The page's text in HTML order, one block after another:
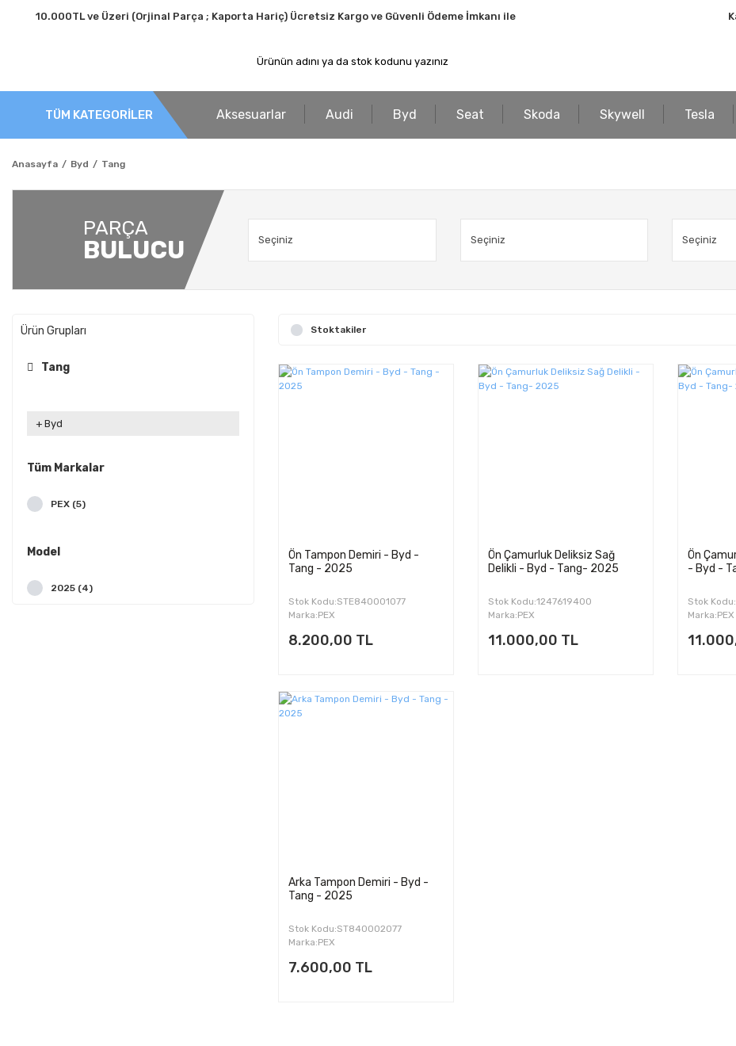
10.000TL ve Üzeri (Orjinal Parça ; Kaporta Hariç) Ücretsiz Kargo ve Güvenli Ödeme İmkanı ile
TÜM KATEGORİLER Aksesuarlar Audi Byd Seat Skoda Skywell Tesla
Anasayfa Byd Tang
PARÇA
BULUCU
Ürün Grupları
Tang
Byd
Tüm Markalar
PEX (5)
Model
2025 (4)
Stoktakiler
Ön Tampon Demiri - Byd -
Tang - 2025
Stok Kodu:STE840001077
Marka:PEX
8.200,00 TL
Ön Çamurluk Deliksiz Sağ
Delikli - Byd - Tang- 2025
Stok Kodu:1247619400
Marka:PEX
11.000,00 TL
Ön
- Byd -
Stok
Marka:PEX
Arka Tampon Demiri - Byd -
Tang - 2025
Stok Kodu:ST840002077
Marka:PEX
7.600,00 TL